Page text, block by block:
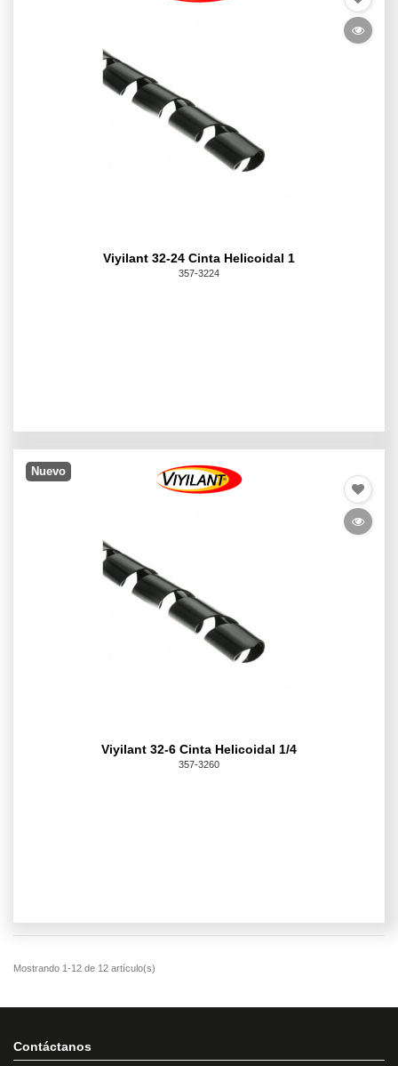
Viyilant 32-24 Cinta Helicoidal 1
357-3224
Nuevo
Viyilant 32-6 Cinta Helicoidal 1/4
357-3260
Contáctanos